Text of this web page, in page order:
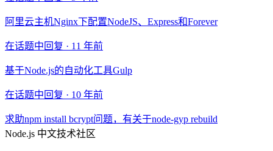
阿里云主机Nginx下配置NodeJS、Express和Forever
在话题中回复 · 11 年前
基于Node.js的自动化工具Gulp
在话题中回复 · 10 年前
求助npm install bcrypt问题，有关于node-gyp rebuild
Node.js 中文技术社区